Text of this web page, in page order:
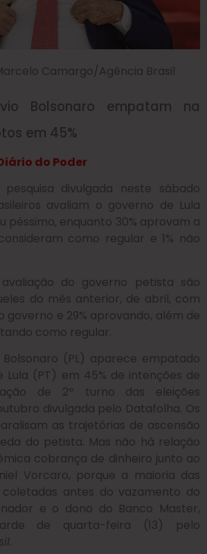
Camargo/Agência Brasil
Bolsonaro empatam na
em 45%
divulgada neste sábado
avaliam o governo de Lula
péssimo, enquanto 30% aprovam a
como regular e 1% não
do governo petista são
do mês anterior, de abril, com
governo e 29% aprovando, além de
como regular.
(PL) aparece empatado
(PT) em 45% de intenções de
de 2º turno das eleições
divulgada pelo Datafolha. Os
as trajetórias de ascensão
do petista. Mas não há relação
cobrança de dinheiro junto ao
Vorcaro, porque a maioria das
antes do vazamento do
e o dono do Banco Master,
de quarta-feira (13) pelo
.